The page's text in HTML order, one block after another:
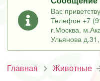
Вас
Телефон +7
г.Москва,
Ульянова
Главная Животные